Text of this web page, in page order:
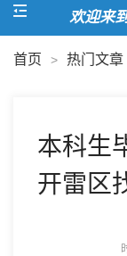
欢迎来到
首页 > 热门文章
本科生
开雷区